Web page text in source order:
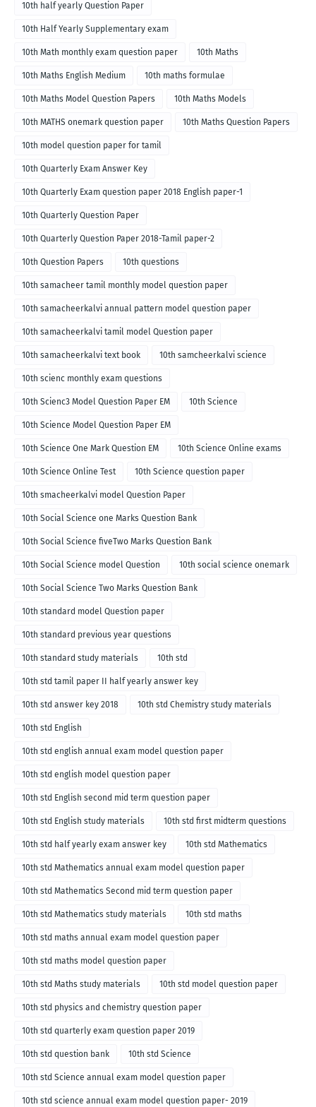
10th half yearly Question Paper
10th Half Yearly Supplementary exam
10th Math monthly exam question paper 10th Maths
10th Maths English Medium 10th maths formulae
10th Maths Model Question Papers 10th Maths Models
10th MATHS onemark question paper 10th Maths Question Papers
10th model question paper for tamil
10th Quarterly Exam Answer Key
10th Quarterly Exam question paper 2018 English paper-1
10th Quarterly Question Paper
10th Quarterly Question Paper 2018-Tamil paper-2
10th Question Papers 10th questions
10th samacheer tamil monthly model question paper
10th samacheerkalvi annual pattern model question paper
10th samacheerkalvi tamil model Question paper
10th samacheerkalvi text book 10th samcheerkalvi science
10th scienc monthly exam questions
10th Scienc3 Model Question Paper EM 10th Science
10th Science Model Question Paper EM
10th Science One Mark Question EM 10th Science Online exams
10th Science Online Test 10th Science question paper
10th smacheerkalvi model Question Paper
10th Social Science one Marks Question Bank
10th Social Science fiveTwo Marks Question Bank
10th Social Science model Question 10th social science onemark
10th Social Science Two Marks Question Bank
10th standard model Question paper
10th standard previous year questions
10th standard study materials 10th std
10th std tamil paper II half yearly answer key
10th std answer key 2018 10th std Chemistry study materials
10th std English
10th std english annual exam model question paper
10th std english model question paper
10th std English second mid term question paper
10th std English study materials 10th std first midterm questions
10th std half yearly exam answer key 10th std Mathematics
10th std Mathematics annual exam model question paper
10th std Mathematics Second mid term question paper
10th std Mathematics study materials 10th std maths
10th std maths annual exam model question paper
10th std maths model question paper
10th std Maths study materials 10th std model question paper
10th std physics and chemistry question paper
10th std quarterly exam question paper 2019
10th std question bank 10th std Science
10th std Science annual exam model question paper
10th std science annual exam model question paper- 2019